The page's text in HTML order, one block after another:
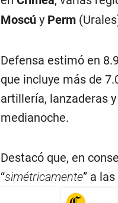
Moscúy Perm
Defensa estimó en
que incluye más de
artillería, lanzaderas
medianoche.
Destacó que, en
“simétricamente” a